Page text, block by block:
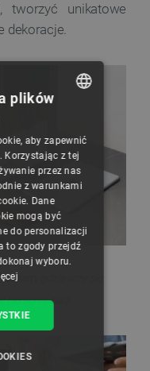
tworzyć unikatowe
dekoracje.
tam, gdzie liczy się
personalizacji.
CZECH
ENGLISH
GERMAN
plików
aby zapewnić
Korzystając z tej
przez nas
z warunkami
Dane
mogą być
do personalizacji
to zgody przejdź
wyboru.